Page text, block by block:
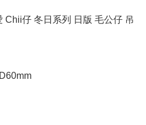
Chii仔 冬日系列 日版 毛公仔 吊